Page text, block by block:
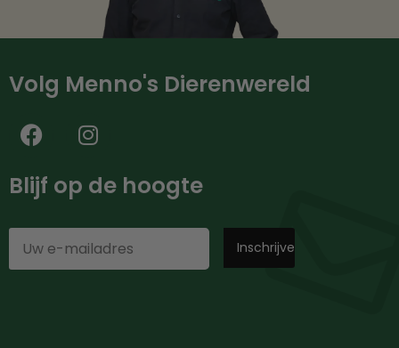
Volg Menno's Dierenwereld
Blijf op de hoogte